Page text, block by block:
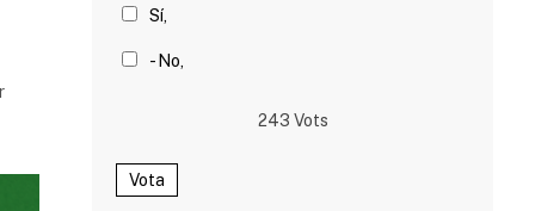
Sí,
- No,
243 Vots
Vota